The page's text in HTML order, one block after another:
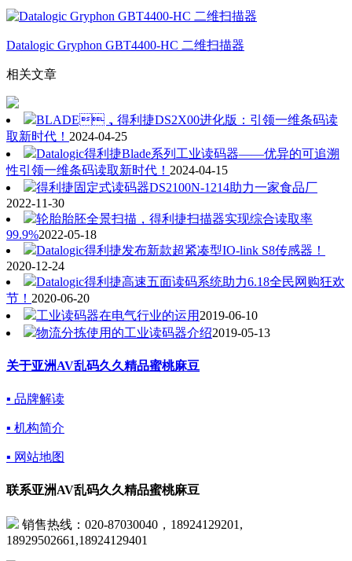
Datalogic Gryphon GBT4400-HC 二维扫描器
相关文章
BLADE，得利捷DS2X00进化版：引领一维条码读
取新时代！ 2024-04-25
Datalogic得利捷Blade系列工业读码器——优异的可追溯
性引领一维条码读取新时代！ 2024-04-15
得利捷固定式读码器DS2100N-1214助力一家食品厂
2022-11-30
轮胎胎胚全景扫描，得利捷扫描器实现综合读取率
99.9%2022-05-18
Datalogic得利捷发布新款超紧凑型IO-link S8传感器！
2020-12-24
Datalogic得利捷高速五面读码系统助力6.18全民网购狂欢
节！ 2020-06-20
工业读码器在电气行业的运用 2019-06-10
物流分拣使用的工业读码器介绍2019-05-13
关于亚洲AV乱码久久精品蜜桃麻豆
▪ 品牌解读
▪ 机构简介
▪ 网站地图
联系亚洲AV乱码久久精品蜜桃麻豆
销售热线：020-87030040，18924129201,
18929502661,18924129401